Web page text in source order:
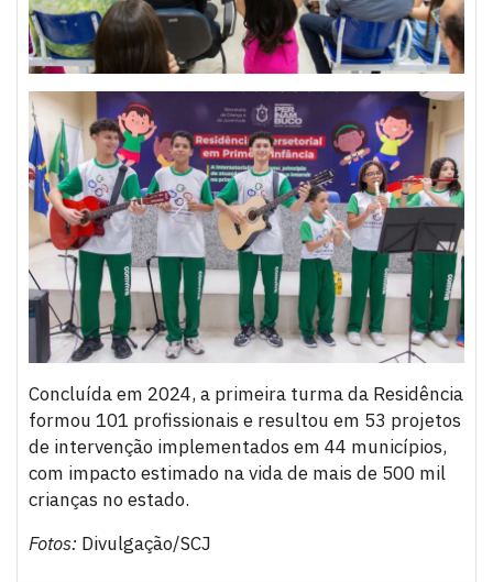
Concluída em 2024, a primeira turma da Residência
formou 101 profissionais e resultou em 53 projetos
de intervenção implementados em 44 municípios,
com impacto estimado na vida de mais de 500 mil
crianças no estado.
Fotos: Divulgação/SCJ